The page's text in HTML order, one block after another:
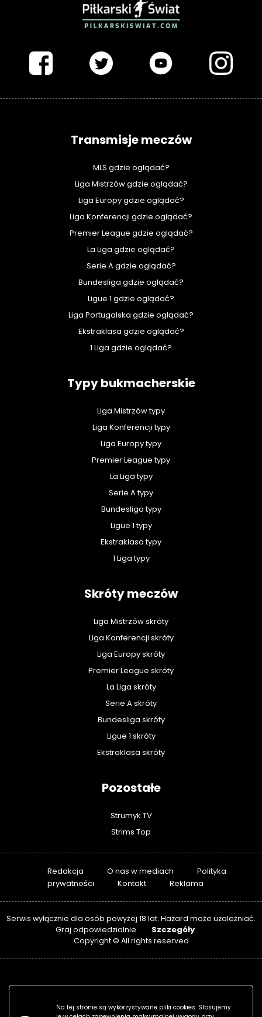
Transmisje meczów
MLS gdzie oglądać?
Liga Mistrzów gdzie oglądać?
Liga Europy gdzie oglądać?
Liga Konferencji gdzie oglądać?
Premier League gdzie oglądać?
La Liga gdzie oglądać?
Serie A gdzie oglądać?
Bundesliga gdzie oglądać?
Ligue 1 gdzie oglądać?
Liga Portugalska gdzie oglądać?
Ekstraklasa gdzie oglądać?
1 Liga gdzie oglądać?
Typy bukmacherskie
Liga Mistrzów typy
Liga Konferencji typy
Liga Europy typy
Premier League typy
La Liga typy
Serie A typy
Bundesliga typy
Ligue 1 typy
Ekstraklasa typy
1 Liga typy
Skróty meczów
Liga Mistrzów skróty
Liga Konferencji skróty
Liga Europy skróty
Premier League skróty
La Liga skróty
Serie A skróty
Bundesliga skróty
Ligue 1 skróty
Ekstraklasa skróty
Pozostałe
Strumyk TV
Strims Top
Redakcja O nas w mediach
Polityka
prywatności
Kontakt Reklama
Serwis wyłącznie dla osób powyżej 18 lat. Hazard może uzależniać.
Graj odpowiedzialnie.
Szczegóły
Copyright © All rights reserved
Na tej stronie są wykorzystywane pliki cookies. Stosujemy